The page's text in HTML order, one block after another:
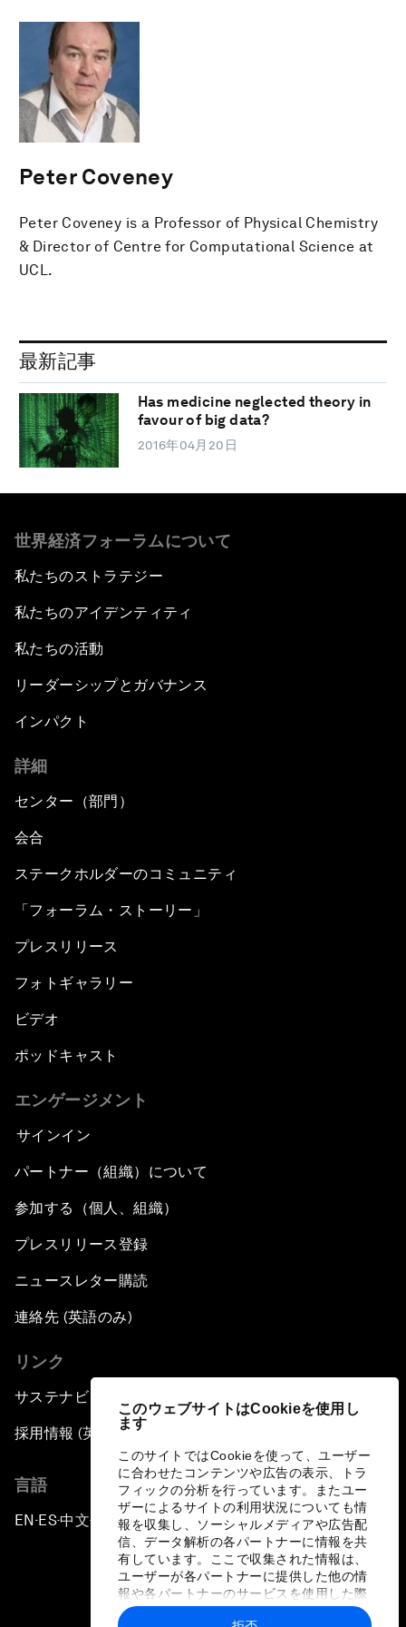
このウェブサイトはCookieを使用し
ます
このサイトではCookieを使って、ユーザー
に合わせたコンテンツや広告の表示、トラ
フィックの分析を行っています。またユー
ザーによるサイトの利用状況についても情
報を収集し、ソーシャルメディアや広告配
信、データ解析の各パートナーに情報を共
有しています。ここで収集された情報は、
ユーザーが各パートナーに提供した他の情
報や各パートナーのサービスを使用した際
に収集された情報と組み合わされ、各パー
Peter Coveney
Peter Coveney is a Professor of Physical Chemistry
& Director of Centre for Computational Science at
UCL.
最新記事
Has medicine neglected theory in
favour of big data?
2016年04月20日
世界経済フォーラムについて
私たちのストラテジー
私たちのアイデンティティ
私たちの活動
リーダーシップとガバナンス
インパクト
詳細
センター（部門）
会合
ステークホルダーのコミュニティ
「フォーラム・ストーリー」
プレスリリース
フォトギャラリー
ビデオ
ポッドキャスト
エンゲージメント
サインイン
パートナー（組織）について
参加する（個人、組織）
プレスリリース登録
ニュースレター購読
連絡先 (英語のみ)
リンク
サステナビリティへの取り組み
採用情報 (英語のみ)
言語
EN ▪ES▪中文▪ 日本語